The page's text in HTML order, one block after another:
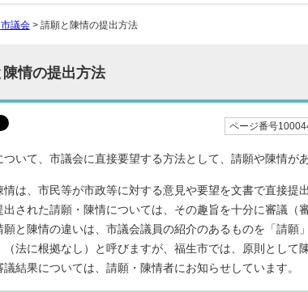
議会> 請願と陳情の提出方法
情の提出方法
ページ番号
ついて、市議会に直接要望する方法として、請願や陳情が
情は、市民等が市政等に対する意見や要望を文書で直接提
出された請願・陳情については、その趣旨を十分に審議（
願と陳情の違いは、市議会議員の紹介のあるものを「請願
（法に根拠なし）と呼びますが、福生市では、原則として
議結果については、請願・陳情者にお知らせしています。